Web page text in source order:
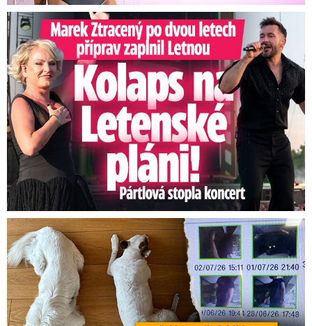
Marek Ztracený na Letné: Pártlová stopla koncert
Za hlídání psů zaplatili 20 tisíc, doma našli cizí ženy!